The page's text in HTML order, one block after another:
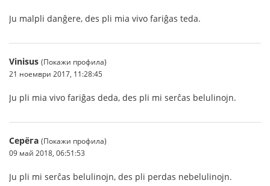
Ju malpli danĝere, des pli mia vivo fariĝas teda.
Vinisus (Покажи профила)
21 ноември 2017, 11:28:45
Ju pli mia vivo fariĝas deda, des pli mi serĉas belulinojn.
Серёга (Покажи профила)
09 май 2018, 06:51:53
Ju pli mi serĉas belulinojn, des pli perdas nebelulinojn.